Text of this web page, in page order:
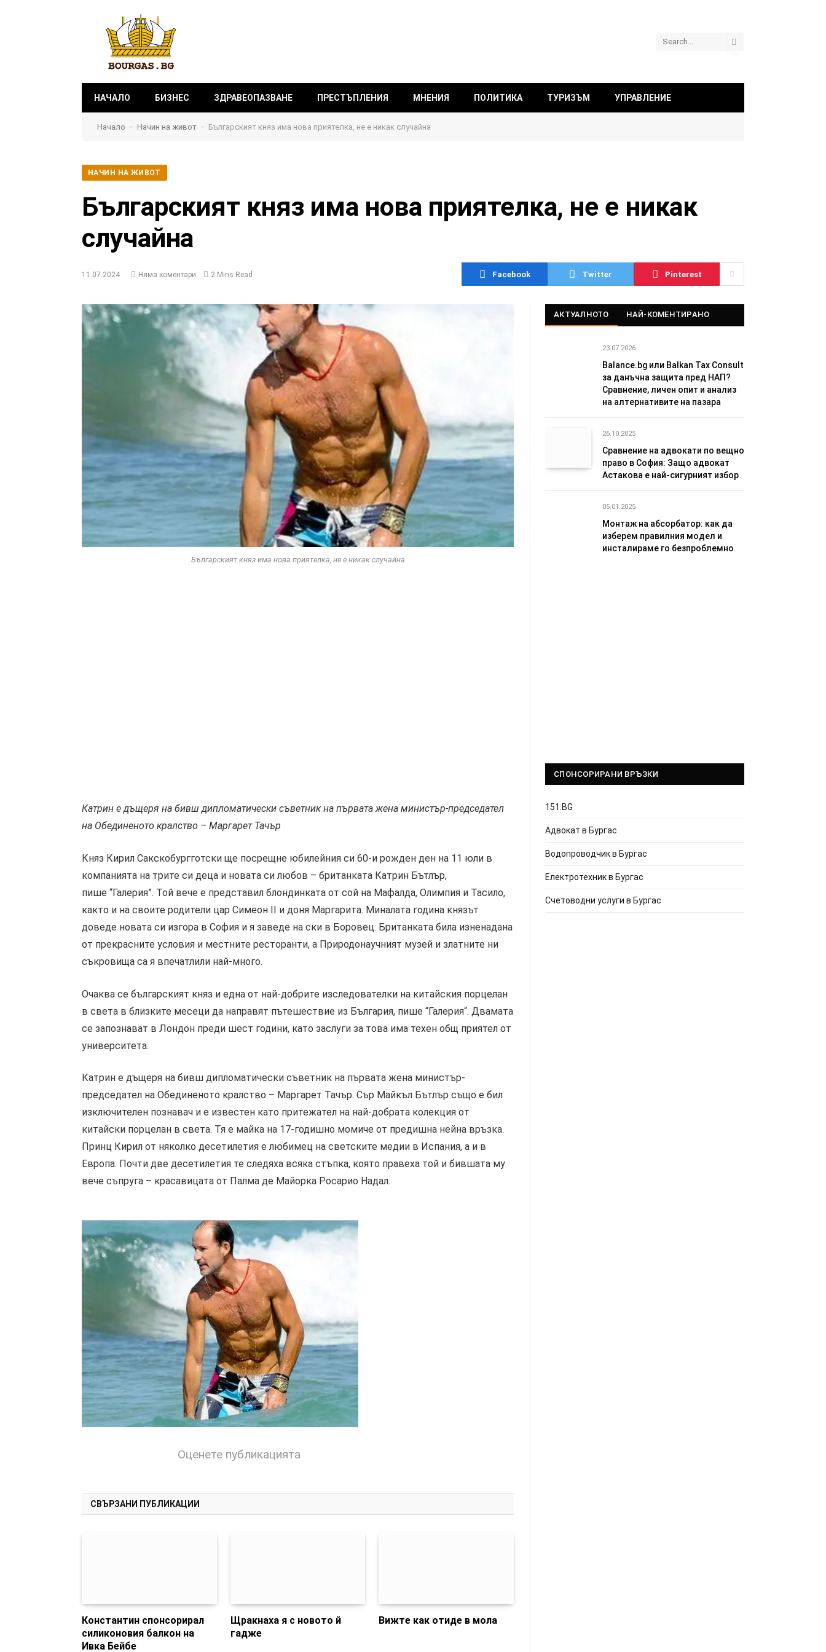
НАЧАЛО БИЗНЕС ЗДРАВЕОПАЗВАНЕ ПРЕСТЪПЛЕНИЯ МНЕНИЯ ПОЛИТИКА ТУРИЗЪМ УПРАВЛЕНИЕ
Начало - Начин на живот - Българският княз има нова приятелка, не е никак случайна
НАЧИН НА ЖИВОТ
Българският княз има нова приятелка, не е никак
случайна
11.07.2024 Няма коментари 2 Mins Read Facebook Twitter Pinterest
Българският княз има нова приятелка, не е никак случайна
Катрин е дъщеря на бивш дипломатически съветник на първата жена министър-председател
на Обединеното кралство – Маргарет Тачър
Княз Кирил Сакскобургготски ще посрещне юбилейния си 60-и рожден ден на 11 юли в
компанията на трите си деца и новата си любов – британката Катрин Бътлър,
пише “Галерия”. Той вече е представил блондинката от сой на Мафалда, Олимпия и Тасило,
както и на своите родители цар Симеон II и доня Маргарита. Миналата година князът
доведе новата си изгора в София и я заведе на ски в Боровец. Британката била изненадана
от прекрасните условия и местните ресторанти, а Природонаучният музей и златните ни
съкровища са я впечатлили най-много.
Очаква се българският княз и една от най-добрите изследователки на китайския порцелан
в света в близките месеци да направят пътешествие из България, пише “Галерия“. Двамата
се запознават в Лондон преди шест години, като заслуги за това има техен общ приятел от
университета.
Катрин е дъщеря на бивш дипломатически съветник на първата жена министър-
председател на Обединеното кралство – Маргарет Тачър. Сър Майкъл Бътлър също е бил
изключителен познавач и е известен като притежател на най-добрата колекция от
китайски порцелан в света. Тя е майка на 17-годишно момиче от предишна нейна връзка.
Принц Кирил от няколко десетилетия е любимец на светските медии в Испания, а и в
Европа. Почти две десетилетия те следяха всяка стъпка, която правеха той и бившата му
вече съпруга – красавицата от Палма де Майорка Росарио Надал.
Оценете публикацията
СВЪРЗАНИ ПУБЛИКАЦИИ
Константин спонсорирал
силиконовия балкон на
Ивка Бейбе
Щракнаха я с новото й
гадже
Вижте как отиде в мола
АКТУАЛНОТО НАЙ-КОМЕНТИРАНО
23.07.2026
Balance.bg или Balkan Tax Consult
за данъчна защита пред НАП?
Сравнение, личен опит и анализ
на алтернативите на пазара
26.10.2025
Сравнение на адвокати по вещно
право в София: Защо адвокат
Астакова е най-сигурният избор
05.01.2025
Монтаж на абсорбатор: как да
изберем правилния модел и
инсталираме го безпроблемно
СПОНСОРИРАНИ ВРЪЗКИ
151.BG
Адвокат в Бургас
Водопроводчик в Бургас
Електротехник в Бургас
Счетоводни услуги в Бургас